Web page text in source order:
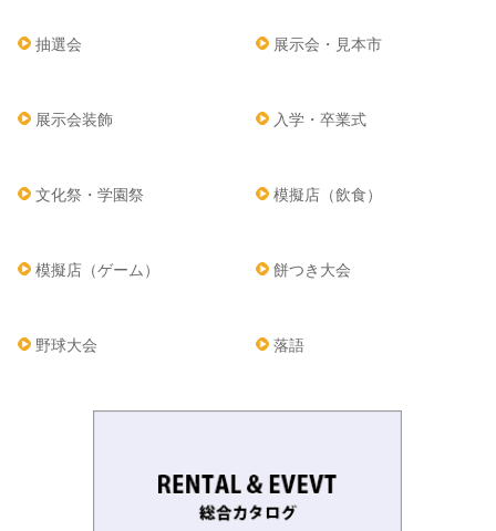
抽選会 展示会・見本市
展示会装飾 入学・卒業式
文化祭・学園祭 模擬店（飲食）
模擬店（ゲーム） 餅つき大会
野球大会 落語